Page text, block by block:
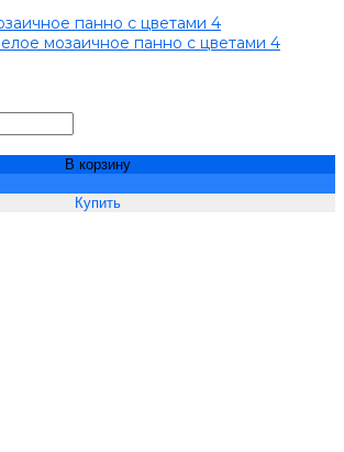
мозаичное панно с цветами 4
В корзину